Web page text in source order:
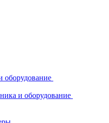
оборудование
и оборудование